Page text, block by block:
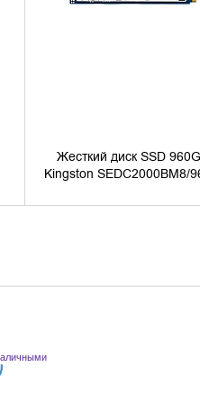
Жесткий диск SSD
Kingston SEDC2000BM8/